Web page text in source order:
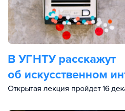
В УГНТУ расскажут
об искусственном
Открытая лекция пройдет 16